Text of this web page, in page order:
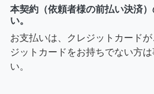
本契約（依頼者様の前払い決済
い。
お支払いは、クレジットカード
ジットカードをお持ちでない方
い。